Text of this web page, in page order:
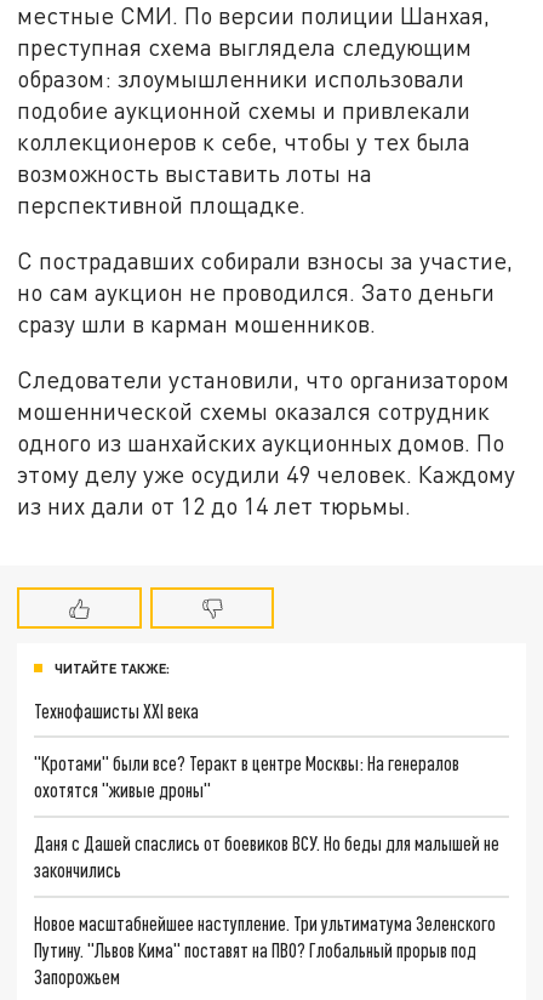
местные СМИ. По версии полиции Шанхая,
преступная схема выглядела следующим
образом: злоумышленники использовали
подобие аукционной схемы и привлекали
коллекционеров к себе, чтобы у тех была
возможность выставить лоты на
перспективной площадке.
С пострадавших собирали взносы за участие,
но сам аукцион не проводился. Зато деньги
сразу шли в карман мошенников.
Следователи установили, что организатором
мошеннической схемы оказался сотрудник
одного из шанхайских аукционных домов. По
этому делу уже осудили 49 человек. Каждому
из них дали от 12 до 14 лет тюрьмы.
ЧИТАЙТЕ ТАКЖЕ:
Технофашисты XXI века
"Кротами" были все? Теракт в центре Москвы: На генералов
охотятся "живые дроны"
Даня с Дашей спаслись от боевиков ВСУ. Но беды для малышей не
закончились
Новое масштабнейшее наступление. Три ультиматума Зеленского
Путину. "Львов Кима" поставят на ПВО? Глобальный прорыв под
Запорожьем